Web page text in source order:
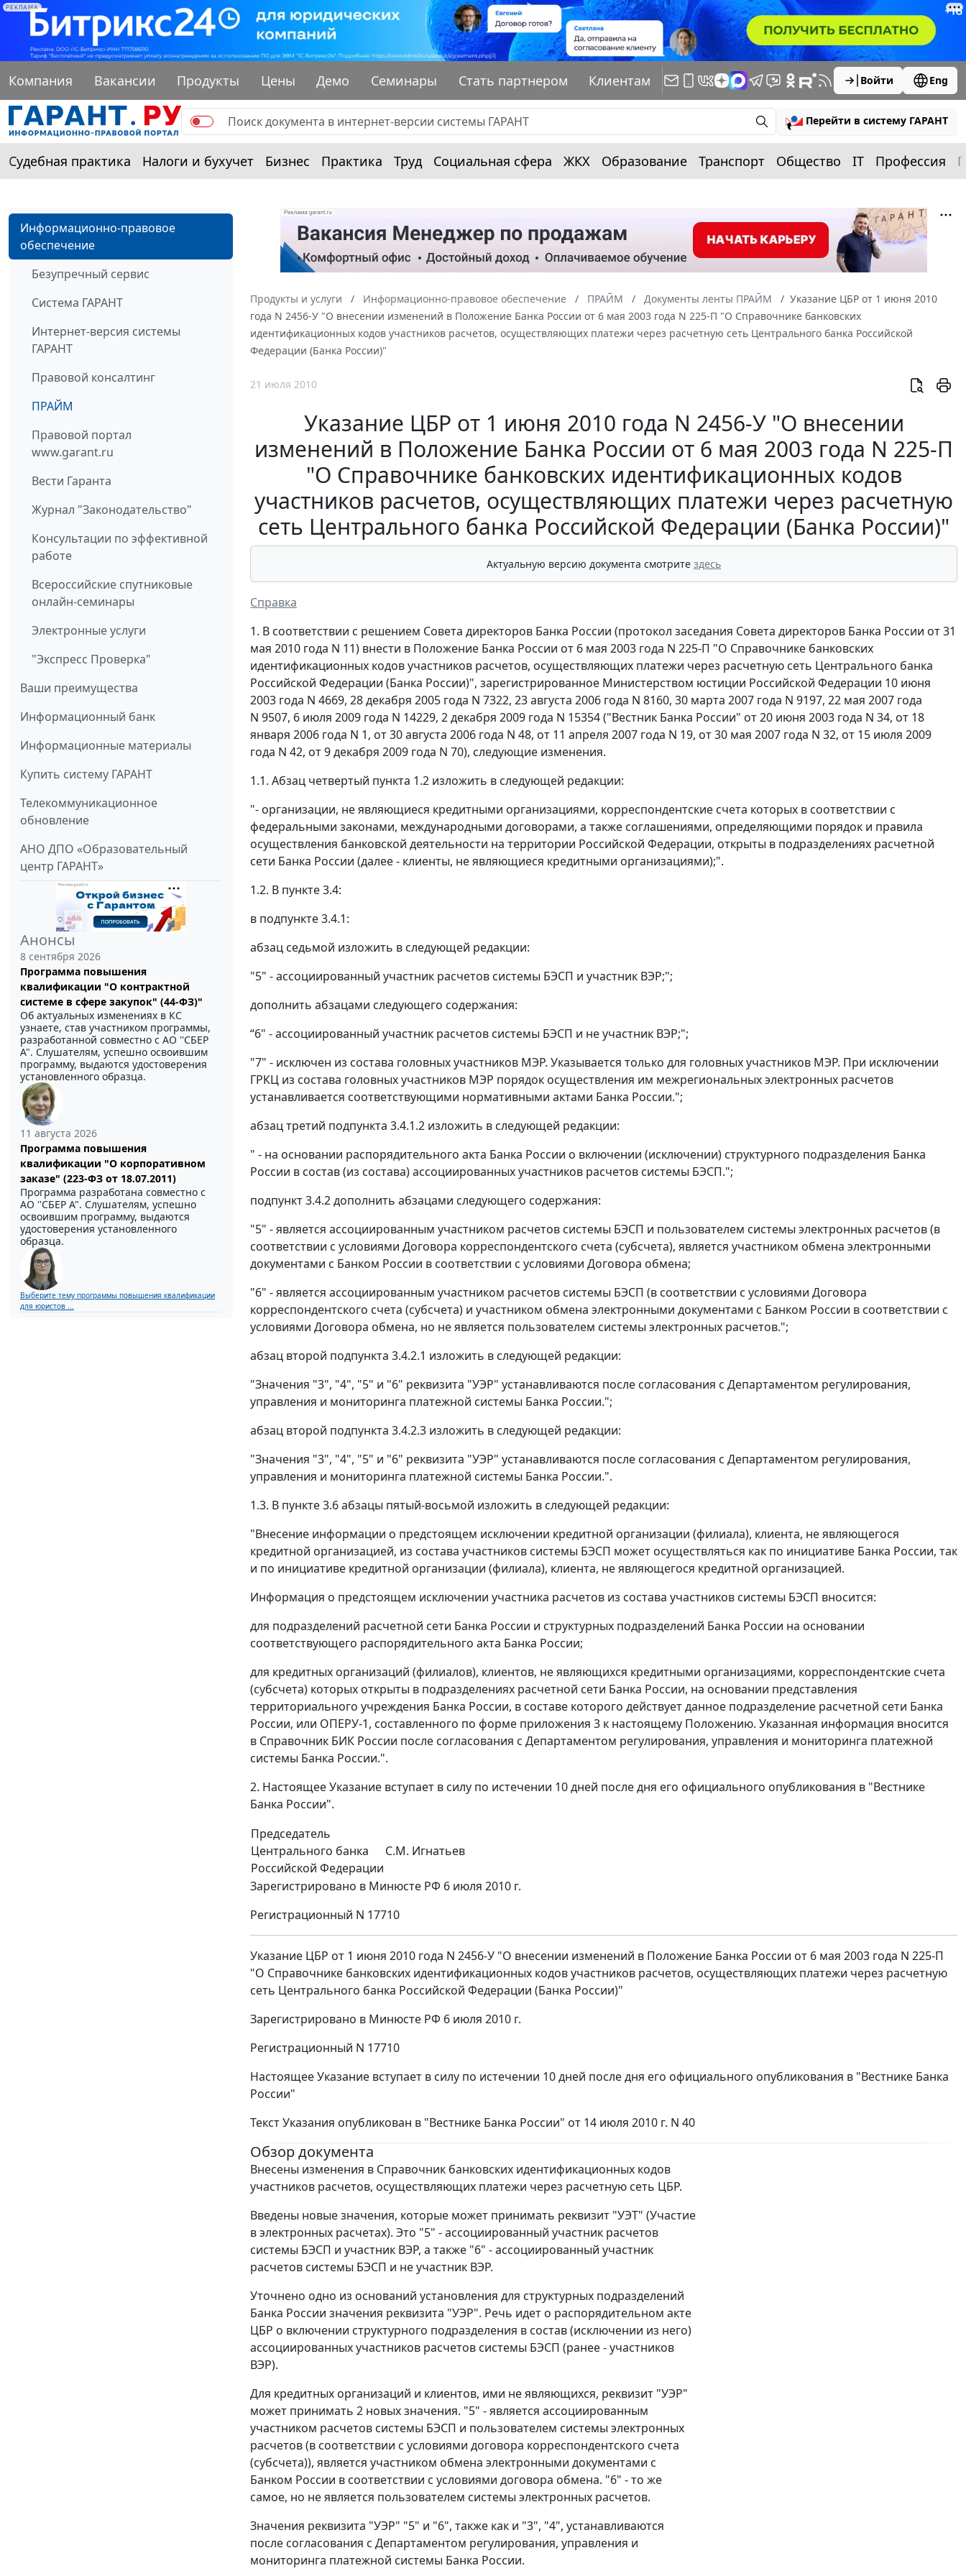
РЕКЛАМА
Компания Вакансии Продукты Цены Демо Семинары Стать партнером Клиентам Войти Eng
Перейти в систему ГАРАНТ
Судебная практика Налоги и бухучет Бизнес Практика Труд Социальная сфера ЖКХ Образование Транспорт Общество IT Профессия
Информационно-правовое
обеспечение
Безупречный сервис
Система ГАРАНТ
Интернет-версия системы
ГАРАНТ
Правовой консалтинг
ПРАЙМ
Правовой портал
www.garant.ru
Вести Гаранта
Журнал "Законодательство"
Консультации по эффективной
работе
Всероссийские спутниковые
онлайн-семинары
Электронные услуги
"Экспресс Проверка"
Ваши преимущества
Информационный банк
Информационные материалы
Купить систему ГАРАНТ
Телекоммуникационное
обновление
АНО ДПО «Образовательный
центр ГАРАНТ»
Анонсы
8 сентября 2026
Программа повышения
квалификации "О контрактной
системе в сфере закупок" (44-ФЗ)"
Об актуальных изменениях в КС
узнаете, став участником программы,
разработанной совместно с АО ''СБЕР
А". Слушателям, успешно освоившим
программу, выдаются удостоверения
установленного образца.
11 августа 2026
Программа повышения
квалификации "О корпоративном
заказе" (223-ФЗ от 18.07.2011)
Программа разработана совместно с
АО ''СБЕР А". Слушателям, успешно
освоившим программу, выдаются
удостоверения установленного
образца.
Выберите тему программы повышения квалификации
для юристов ...
Продукты и услуги Информационно-правовое обеспечение ПРАЙМ Документы ленты ПРАЙМ
Указание ЦБР от 1 июня 2010
года N 2456-У "О внесении изменений в Положение Банка России от 6 мая 2003 года N 225-П "О Справочнике банковских
идентификационных кодов участников расчетов, осуществляющих платежи через расчетную сеть Центрального банка Российской
Федерации (Банка России)"
21 июля 2010
Указание ЦБР от 1 июня 2010 года N 2456-У "О внесении
изменений в Положение Банка России от 6 мая 2003 года N 225-П
"О Справочнике банковских идентификационных кодов
участников расчетов, осуществляющих платежи через расчетную
сеть Центрального банка Российской Федерации (Банка России)"
Актуальную версию документа смотрите здесь
Справка
1. В соответствии с решением Совета директоров Банка России (протокол заседания Совета директоров Банка России от 31
мая 2010 года N 11) внести в Положение Банка России от 6 мая 2003 года N 225-П "О Справочнике банковских
идентификационных кодов участников расчетов, осуществляющих платежи через расчетную сеть Центрального банка
Российской Федерации (Банка России)", зарегистрированное Министерством юстиции Российской Федерации 10 июня
2003 года N 4669, 28 декабря 2005 года N 7322, 23 августа 2006 года N 8160, 30 марта 2007 года N 9197, 22 мая 2007 года
N 9507, 6 июля 2009 года N 14229, 2 декабря 2009 года N 15354 ("Вестник Банка России" от 20 июня 2003 года N 34, от 18
января 2006 года N 1, от 30 августа 2006 года N 48, от 11 апреля 2007 года N 19, от 30 мая 2007 года N 32, от 15 июля 2009
года N 42, от 9 декабря 2009 года N 70), следующие изменения.
1.1. Абзац четвертый пункта 1.2 изложить в следующей редакции:
"- организации, не являющиеся кредитными организациями, корреспондентские счета которых в соответствии с
федеральными законами, международными договорами, а также соглашениями, определяющими порядок и правила
осуществления банковской деятельности на территории Российской Федерации, открыты в подразделениях расчетной
сети Банка России (далее - клиенты, не являющиеся кредитными организациями);".
1.2. В пункте 3.4:
в подпункте 3.4.1:
абзац седьмой изложить в следующей редакции:
"5" - ассоциированный участник расчетов системы БЭСП и участник ВЭР;";
дополнить абзацами следующего содержания:
“6" - ассоциированный участник расчетов системы БЭСП и не участник ВЭР;";
"7" - исключен из состава головных участников МЭР. Указывается только для головных участников МЭР. При исключении
ГРКЦ из состава головных участников МЭР порядок осуществления им межрегиональных электронных расчетов
устанавливается соответствующими нормативными актами Банка России.";
абзац третий подпункта 3.4.1.2 изложить в следующей редакции:
" - на основании распорядительного акта Банка России о включении (исключении) структурного подразделения Банка
России в состав (из состава) ассоциированных участников расчетов системы БЭСП.";
подпункт 3.4.2 дополнить абзацами следующего содержания:
"5" - является ассоциированным участником расчетов системы БЭСП и пользователем системы электронных расчетов (в
соответствии с условиями Договора корреспондентского счета (субсчета), является участником обмена электронными
документами с Банком России в соответствии с условиями Договора обмена;
"6" - является ассоциированным участником расчетов системы БЭСП (в соответствии с условиями Договора
корреспондентского счета (субсчета) и участником обмена электронными документами с Банком России в соответствии с
условиями Договора обмена, но не является пользователем системы электронных расчетов.";
абзац второй подпункта 3.4.2.1 изложить в следующей редакции:
"Значения "3", "4", "5" и "6" реквизита "УЭР" устанавливаются после согласования с Департаментом регулирования,
управления и мониторинга платежной системы Банка России.";
абзац второй подпункта 3.4.2.3 изложить в следующей редакции:
"Значения "3", "4", "5" и "6" реквизита "УЭР" устанавливаются после согласования с Департаментом регулирования,
управления и мониторинга платежной системы Банка России.".
1.3. В пункте 3.6 абзацы пятый-восьмой изложить в следующей редакции:
"Внесение информации о предстоящем исключении кредитной организации (филиала), клиента, не являющегося
кредитной организацией, из состава участников системы БЭСП может осуществляться как по инициативе Банка России, так
и по инициативе кредитной организации (филиала), клиента, не являющегося кредитной организацией.
Информация о предстоящем исключении участника расчетов из состава участников системы БЭСП вносится:
для подразделений расчетной сети Банка России и структурных подразделений Банка России на основании
соответствующего распорядительного акта Банка России;
для кредитных организаций (филиалов), клиентов, не являющихся кредитными организациями, корреспондентские счета
(субсчета) которых открыты в подразделениях расчетной сети Банка России, на основании представления
территориального учреждения Банка России, в составе которого действует данное подразделение расчетной сети Банка
России, или ОПЕРУ-1, составленного по форме приложения 3 к настоящему Положению. Указанная информация вносится
в Справочник БИК России после согласования с Департаментом регулирования, управления и мониторинга платежной
системы Банка России.".
2. Настоящее Указание вступает в силу по истечении 10 дней после дня его официального опубликования в "Вестнике
Банка России".
Председатель
Центрального банка
Российской Федерации
С.М. Игнатьев
Зарегистрировано в Минюсте РФ 6 июля 2010 г.
Регистрационный N 17710
Указание ЦБР от 1 июня 2010 года N 2456-У "О внесении изменений в Положение Банка России от 6 мая 2003 года N 225-П
"О Справочнике банковских идентификационных кодов участников расчетов, осуществляющих платежи через расчетную
сеть Центрального банка Российской Федерации (Банка России)"
Зарегистрировано в Минюсте РФ 6 июля 2010 г.
Регистрационный N 17710
Настоящее Указание вступает в силу по истечении 10 дней после дня его официального опубликования в "Вестнике Банка
России"
Текст Указания опубликован в "Вестнике Банка России" от 14 июля 2010 г. N 40
Обзор документа
Внесены изменения в Справочник банковских идентификационных кодов
участников расчетов, осуществляющих платежи через расчетную сеть ЦБР.
Введены новые значения, которые может принимать реквизит "УЭТ" (Участие
в электронных расчетах). Это "5" - ассоциированный участник расчетов
системы БЭСП и участник ВЭР, а также "6" - ассоциированный участник
расчетов системы БЭСП и не участник ВЭР.
Уточнено одно из оснований установления для структурных подразделений
Банка России значения реквизита "УЭР". Речь идет о распорядительном акте
ЦБР о включении структурного подразделения в состав (исключении из него)
ассоциированных участников расчетов системы БЭСП (ранее - участников
ВЭР).
Для кредитных организаций и клиентов, ими не являющихся, реквизит "УЭР"
может принимать 2 новых значения. "5" - является ассоциированным
участником расчетов системы БЭСП и пользователем системы электронных
расчетов (в соответствии с условиями договора корреспондентского счета
(субсчета)), является участником обмена электронными документами с
Банком России в соответствии с условиями договора обмена. "6" - то же
самое, но не является пользователем системы электронных расчетов.
Значения реквизита "УЭР" "5" и "6", также как и "3", "4", устанавливаются
после согласования с Департаментом регулирования, управления и
мониторинга платежной системы Банка России.